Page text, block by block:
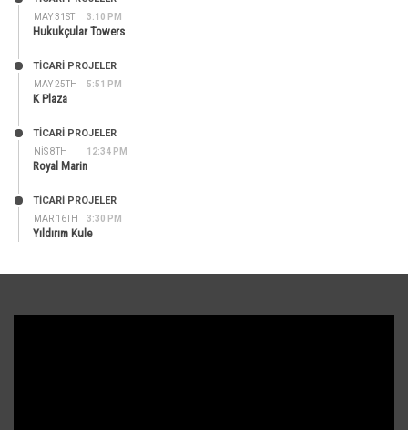
MAY 31ST 3:10 PM
Hukukçular Towers
MAY 25TH 5:51 PM
TİCARİ PROJELER
K Plaza
NIS 8TH 12:34 PM
TİCARİ PROJELER
Royal Marin
MAR 16TH 3:30 PM
TİCARİ PROJELER
Yıldırım Kule